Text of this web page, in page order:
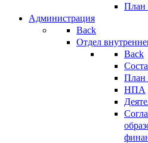
План
Администрация
Back
Отдел
Back
План
НПА